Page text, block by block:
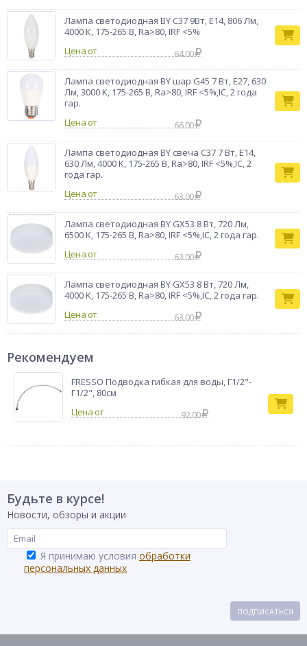
Лампа светодиодная BY C37 9Вт, Е14, 806 Лм,
4000 К, 175-265 В, Ra>80, IRF <5%
Цена от
64.00
Лампа светодиодная BY шар G45 7 Вт, E27, 630
Лм, 3000 K, 175-265 В, Ra>80, IRF <5%,IC, 2 года
гар.
Цена от
66.00
Лампа светодиодная BY свеча С37 7 Вт, E14,
630 Лм, 4000 K, 175-265 В, Ra>80, IRF <5%,IC, 2
года гар.
Цена от
63.00
Лампа светодиодная BY GX53 8 Вт, 720 Лм,
6500 K, 175-265 В, Ra>80, IRF <5%,IC, 2 года гар.
Цена от
63.00
Лампа светодиодная BY GX53 8 Вт, 720 Лм,
4000 K, 175-265 В, Ra>80, IRF <5%,IC, 2 года гар.
Цена от
63.00
Рекомендуем
FRESSO Подводка гибкая для воды, Г1/2"-
Г1/2", 80см
92.00
Будьте в курсе!
Новости, обзоры и акции
Я принимаю условия обработки
персональных данных
ПОДПИСАТЬСЯ